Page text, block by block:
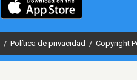
/ Política de privacidad / Copyright